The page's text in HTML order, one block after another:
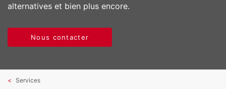
alternatives et bien plus encore.
Nous contacter
Services